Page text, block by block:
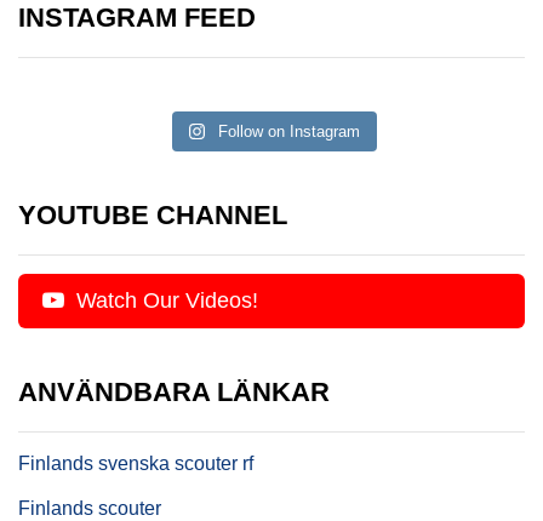
INSTAGRAM FEED
Follow on Instagram
YOUTUBE CHANNEL
Watch Our Videos!
ANVÄNDBARA LÄNKAR
Finlands svenska scouter rf
Finlands scouter